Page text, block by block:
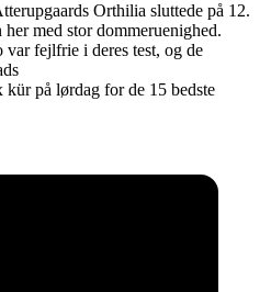
Orthilia sluttede på 12.
med stor dommeruenighed.
fejlfrie i deres test, og de
på lørdag for de 15 bedste